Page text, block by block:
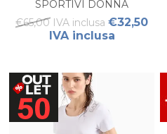
SPORTIVI DONNA
€65,00 IVA inclusa €32,50
IVA inclusa